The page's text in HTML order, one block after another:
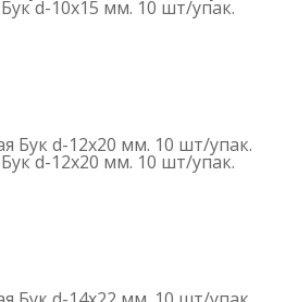
d-10х15 мм. 10 шт/упак.
d-12х20 мм. 10 шт/упак.
d-12х20 мм. 10 шт/упак.
d-14х22 мм. 10 шт/упак.